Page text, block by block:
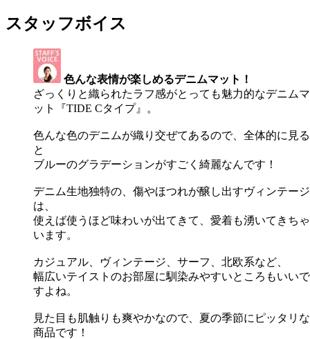
スタッフボイス
色んな表情が楽しめるデニムマット！
ざっくりと織られたラフ感がとっても魅力的なデニムマ
ット『TIDE Cタイプ』。
色んな色のデニムが織り交ぜてあるので、全体的に見る
と
ブルーのグラデーションがすごく綺麗なんです！
デニム生地独特の、傷やほつれが醸し出すヴィンテージ
は、
使えば使うほど味わいが出てきて、愛着も湧いてきちゃ
います。
カジュアル、ヴィンテージ、サーフ、北欧系など、
幅広いテイストのお部屋に馴染みやすいところもいいで
すよね。
見た目も肌触りも爽やかなので、夏の季節にピッタリな
商品です！